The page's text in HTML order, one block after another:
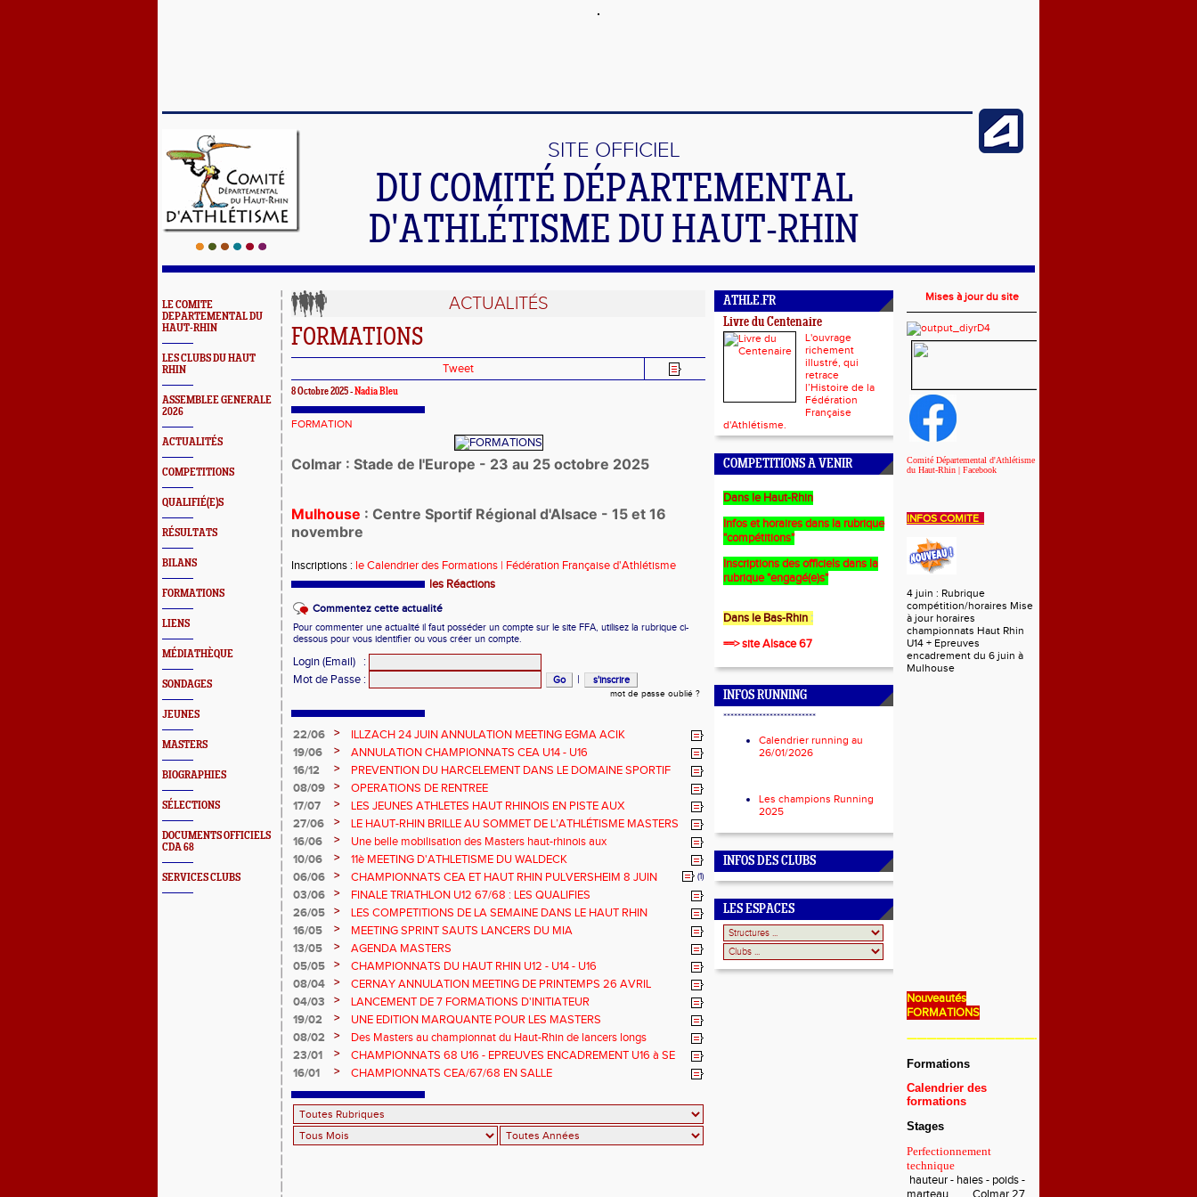
SITE OFFICIEL
DU COMITÉ DÉPARTEMENTAL
D'ATHLÉTISME DU HAUT-RHIN
LE COMITE
DEPARTEMENTAL DU
HAUT-RHIN
LES CLUBS DU HAUT
RHIN
ASSEMBLEE GENERALE
2026
ACTUALITÉS
COMPETITIONS
QUALIFIÉ(E)S
RÉSULTATS
BILANS
FORMATIONS
LIENS
MÉDIATHÈQUE
SONDAGES
JEUNES
MASTERS
BIOGRAPHIES
SÉLECTIONS
DOCUMENTS OFFICIELS
CDA 68
SERVICES CLUBS
ACTUALITÉS
FORMATIONS
Tweet
8 Octobre 2025 -Nadia Bleu
FORMATION
Colmar : Stade de l'Europe - 23 au 25 octobre 2025
Mulhouse : Centre Sportif Régional d'Alsace - 15 et 16
novembre
Inscriptions : le Calendrier des Formations | Fédération Française d'Athlétisme
les Réactions
Commentez cette actualité
Pour commenter une actualité il faut posséder un compte sur le site FFA, utilisez la rubrique ci-
dessous pour vous identifier ou vous créer un compte.
Login (Email)
:
Mot de Passe : |
mot de passe oublié ?
22/06 >
ILLZACH 24 JUIN ANNULATION MEETING EGMA ACIK
19/06
>
ANNULATION CHAMPIONNATS CEA U14 - U16
16/12
>
PREVENTION DU HARCELEMENT DANS LE DOMAINE SPORTIF
08/09
>
OPERATIONS DE RENTREE
17/07
>
LES JEUNES ATHLETES HAUT RHINOIS EN PISTE AUX
CHAMPIONNATS DE FRANCE AVENIR
27/06 >
LE HAUT-RHIN BRILLE AU SOMMET DE L’ATHLÉTISME MASTERS
!
16/06 >
Une belle mobilisation des Masters haut-rhinois aux
Championnats Grand Est 2025
10/06 >
11è MEETING D'ATHLETISME DU WALDECK
06/06
> CHAMPIONNATS CEA ET HAUT RHIN PULVERSHEIM 8 JUIN (1)
03/06 >
FINALE TRIATHLON U12 67/68 : LES QUALIFIES
26/05
>
LES COMPETITIONS DE LA SEMAINE DANS LE HAUT RHIN
16/05
>
MEETING SPRINT SAUTS LANCERS DU MIA
13/05
>
AGENDA MASTERS
05/05
>
CHAMPIONNATS DU HAUT RHIN U12 - U14 - U16
08/04
>
CERNAY ANNULATION MEETING DE PRINTEMPS 26 AVRIL
04/03
>
LANCEMENT DE 7 FORMATIONS D'INITIATEUR
19/02
>
UNE EDITION MARQUANTE POUR LES MASTERS
08/02
>
Des Masters au championnat du Haut-Rhin de lancers longs
23/01
>
CHAMPIONNATS 68 U16 - EPREUVES ENCADREMENT U16 à SE
EN SALLE
16/01 > CHAMPIONNATS CEA/67/68 EN SALLE
ATHLE.FR
Livre du Centenaire
L'ouvrage
richement
illustré, qui
retrace
l’Histoire de la
Fédération
Française
d'Athlétisme.
COMPETITIONS A VENIR
Dans le Haut-Rhin
Infos et horaires dans la rubrique
"compétitions"
Inscriptions des officiels dans la
rubrique "engagé(e)s"
Dans le Bas-Rhin :
==> site Alsace 67
INFOS RUNNING
**************************
Calendrier running au
26/01/2026
Les champions Running
2025
INFOS DES CLUBS
LES ESPACES
Mises à jour du site
Comité Départemental d'Athlétisme
du Haut-Rhin | Facebook
INFOS COMITE
4 juin : Rubrique
compétition/horaires Mise
à jour horaires
championnats Haut Rhin
U14 + Epreuves
encadrement du 6 juin à
Mulhouse
Nouveautés
FORMATIONS
———————————————————————————
Formations
Calendrier des
formations
Stages
Perfectionnement
technique
hauteur - haies - poids -